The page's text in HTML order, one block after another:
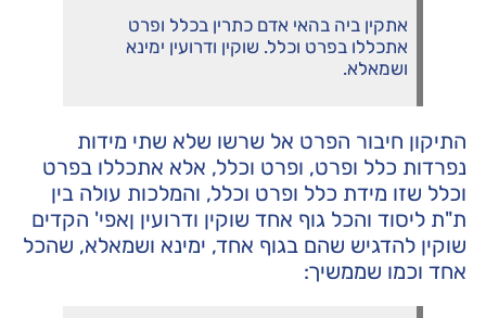
אתקין ביה בהאי אדם כתרין בכלל ופרט
אתכללו בפרט וכלל. שוקין ודרועין ימינא
ושמאלא.
התיקון חיבור הפרט אל שרשו שלא שתי מידות
נפרדות כלל ופרט, ופרט וכלל, אלא אתכללו בפרט
וכלל שזו מידת כלל ופרט וכלל, והמלכות עולה בין
ת"ת ליסוד והכל גוף אחד שוקין ודרועין ןאפי' הקדים
שוקין להדגיש שהם בגוף אחד, ימינא ושמאלא, שהכל
אחד וכמו שממשיך: